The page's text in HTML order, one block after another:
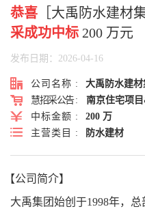
恭喜 ［大禹防水建材
采成功中标 200 万元
发布日期：2026-04-16
公司名称 : 大禹防水建材
慧招采公告 :
南京住宅项
中标金额 : 200 万
主营类目 :
防水建材
【公司简介】
大禹集团始创于1998年，